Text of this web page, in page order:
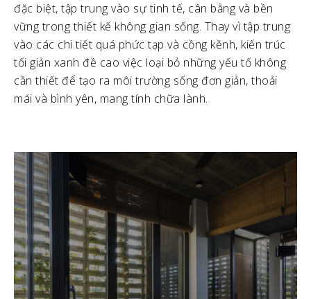
đặc biệt, tập trung vào sự tinh tế, cân bằng và bền
vững trong thiết kế không gian sống. Thay vì tập trung
vào các chi tiết quá phức tạp và cồng kềnh, kiến trúc
tối giản xanh đề cao việc loại bỏ những yếu tố không
cần thiết để tạo ra môi trường sống đơn giản, thoải
mái và bình yên, mang tính chữa lành.